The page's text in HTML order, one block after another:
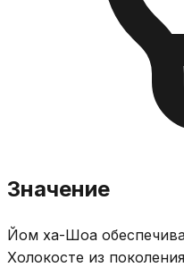
Значение
Йом ха-Шоа
Холокосте из